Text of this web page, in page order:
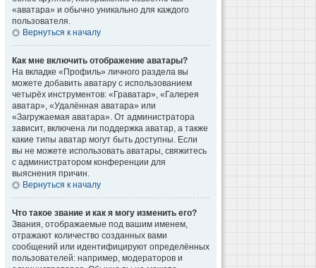
«аватара» и обычно уникально для каждого
пользователя.
Вернуться к началу
Как мне включить отображение аватары?
На вкладке «Профиль» личного раздела вы
можете добавить аватару с использованием
четырёх инструментов: «Граватар», «Галерея
аватар», «Удалённая аватара» или
«Загружаемая аватара». От администратора
зависит, включена ли поддержка аватар, а также
какие типы аватар могут быть доступны. Если
вы не можете использовать аватары, свяжитесь
с администратором конференции для
выяснения причин.
Вернуться к началу
Что такое звание и как я могу изменить его?
Звания, отображаемые под вашим именем,
отражают количество созданных вами
сообщений или идентифицируют определённых
пользователей: например, модераторов и